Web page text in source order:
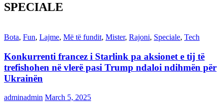
SPECIALE
Bota, Fun, Lajme, Më të fundit, Mister, Rajoni, Speciale, Tech
Konkurrenti francez i Starlink pa aksionet e tij të
trefishohen në vlerë pasi Trump ndaloi ndihmën për
Ukrainën
adminadmin March 5, 2025